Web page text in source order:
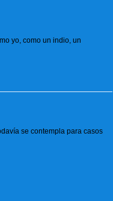
yo, como un indio, un
se contempla para casos